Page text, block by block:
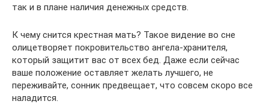
так и в плане наличия денежных средств.
К чему снится крестная мать? Такое видение во сне
олицетворяет покровительство ангела-хранителя,
который защитит вас от всех бед. Даже если сейчас
ваше положение оставляет желать лучшего, не
переживайте, сонник предвещает, что совсем скоро все
наладится.